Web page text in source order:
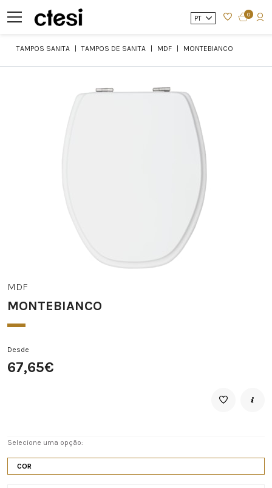
PT 0
TAMPOS SANITA TAMPOS DE SANITA MDF MONTEBIANCO
MDF
MONTEBIANCO
Desde
67,65€
Selecione uma opção:
COR